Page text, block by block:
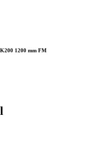
1200 mm FM